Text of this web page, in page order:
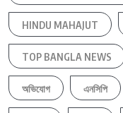
HINDU MAHAJUT
TOP BANGLA NEWS
অভিযোগ এনসিপি